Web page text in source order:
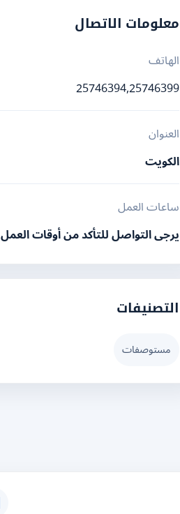
معلومات الاتصال
الهاتف
25746394,25746399
العنوان
الكويت
ساعات العمل
يرجى التواصل للتأكد من أوقات العمل
التصنيفات
مستوصفات